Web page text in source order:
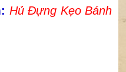
Hủ Đựng Kẹo Bánh